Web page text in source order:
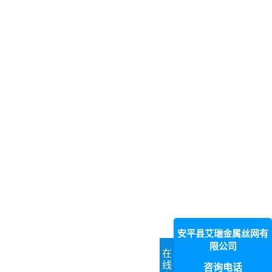
在
线
安平县艾瑞金属丝网有
限公司
咨询电话